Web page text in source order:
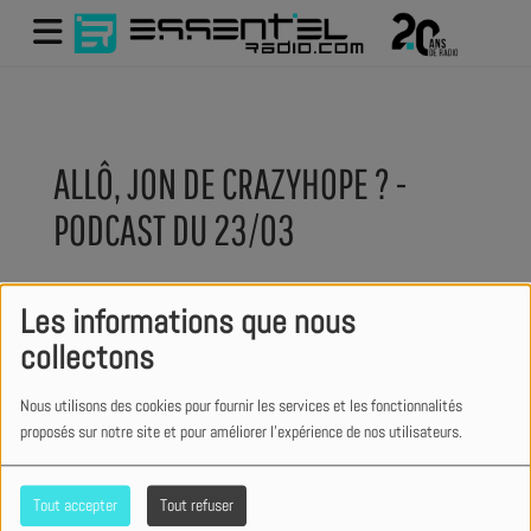
Les informations que nous
collectons
Nous utilisons des cookies pour fournir les services et les fonctionnalités
proposés sur notre site et pour améliorer l'expérience de nos utilisateurs.
Tout accepter Tout refuser
ALLÔ, JON DE CRAZYHOPE ? -
PODCAST DU 23/03